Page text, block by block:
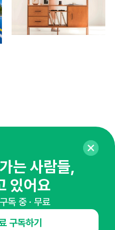
요!
레터
는 사람들,
있어요
독 중 · 무료
구독하기